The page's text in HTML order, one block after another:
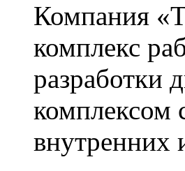
Компания
комплекс
разработки
комплексом
внутренних